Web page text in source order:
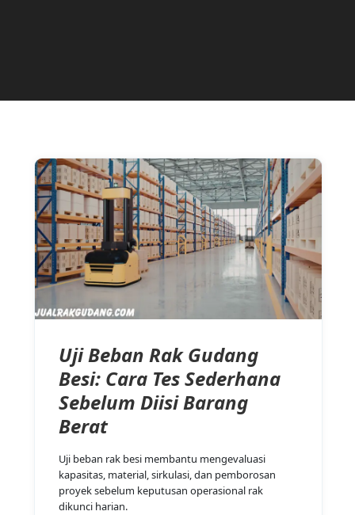
Uji Beban Rak Gudang
Besi: Cara Tes Sederhana
Sebelum Diisi Barang
Berat
Uji beban rak besi membantu mengevaluasi
kapasitas, material, sirkulasi, dan pemborosan
proyek sebelum keputusan operasional rak
dikunci harian.